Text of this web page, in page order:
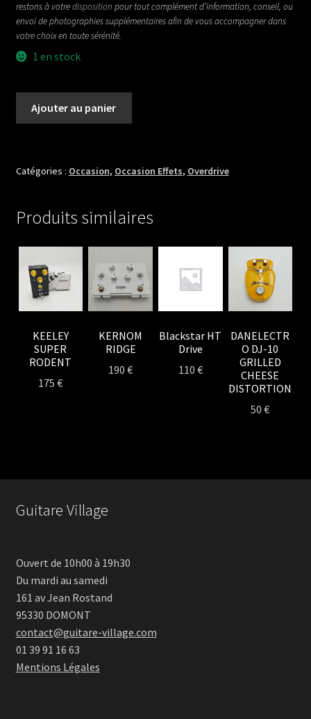
restons à votredisposition pour tout complément d’information, conseil, ou
envoi de photographies supplémentaires afin de vous accompagner dans
votre choix en toute sérénité.
1 en stock
CLONE
Ajouter au panier
Catégories : Occasion, Occasion Effets, Overdrive
Produits similaires
KEELEY
SUPER
RODENT
175€
KERNOM
RIDGE
190€
Blackstar HT
Drive
110 €
DANELECTR
O DJ-10
GRILLED
CHEESE
DISTORTION
50€
Guitare Village
Ouvert de 10h00 à 19h30
Du mardi au samedi
161 av Jean Rostand
95330 DOMONT
contact@guitare-village.com
01 39 91 16 63
Mentions Légales